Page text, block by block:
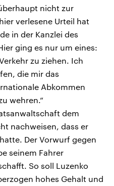
nicht zur
verlesene Urteil hat
in der Kanzlei des
ging es nur um eines:
zu ziehen. Ich
die mir das
Abkommen
wehren.“
dem
nachweisen, dass er
Der Vorwurf gegen
seinem Fahrer
So soll Luzenko
hohes Gehalt und